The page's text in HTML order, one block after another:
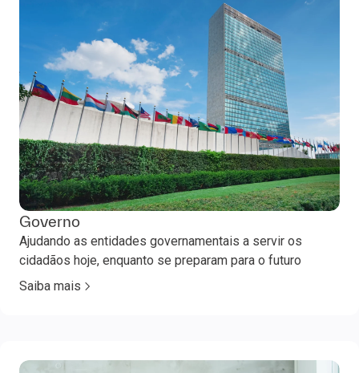
Governo
Ajudando as entidades governamentais a servir os
cidadãos hoje, enquanto se preparam para o futuro
Saiba mais